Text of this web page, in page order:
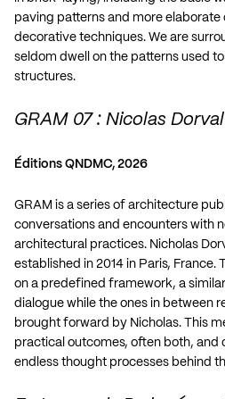
paving patterns and more
decorative techniques. We are
seldom dwell on the patterns used
structures.
GRAM 07 : Nicolas
Éditions QNDMC, 2026
GRAM is a series of architecture
conversations and encounters with
architectural practices. Nicholas
established in 2014 in Paris, France.
on a predefined framework, a
dialogue while the ones in between
brought forward by Nicholas. This
practical outcomes, often both, and
endless thought processes behind